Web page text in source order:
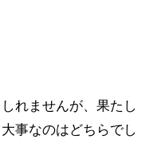
れませんが、果たし
事なのはどちらでし